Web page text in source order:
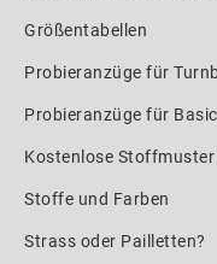
Größentabellen
Probieranzüge für
Probieranzüge für
Kostenlose Stoffmuster
Stoffe und Farben
Strass oder Pailletten?